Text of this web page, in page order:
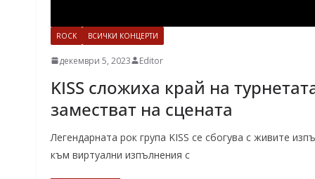
ROCK ВСИЧКИ КОНЦЕРТИ
декември 5, 2023 Editor
KISS сложиха край на
заместват на сцената
Легендарната рок група KISS се сбогува с живите
към виртуални изпълнения с